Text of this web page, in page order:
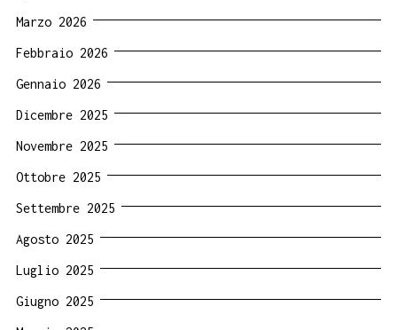
Marzo 2026
Febbraio 2026
Gennaio 2026
Dicembre 2025
Novembre 2025
Ottobre 2025
Settembre 2025
Agosto 2025
Luglio 2025
Giugno 2025